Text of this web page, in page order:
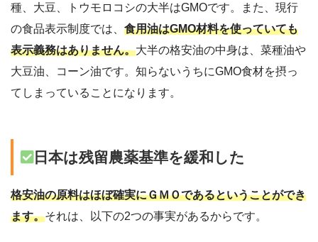
種、大豆、トウモロコシの大半はGMOです。また、現行
の食品表示制度では、 食用油はGMO材料を使っていても
表示義務はありません。大半の格安油の中身は、菜種油や
大豆油、コーン油です。知らないうちにGMO食材を摂っ
てしまっていることになります。
日本は残留農薬基準を緩和した
格安油の原料はほぼ確実にＧＭＯであるということができ
ます。それは、以下の2つの事実があるからです。